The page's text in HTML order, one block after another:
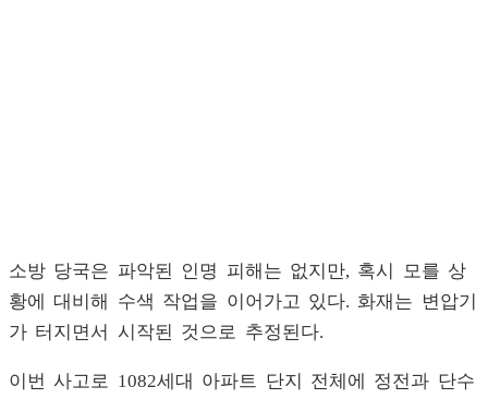
소방 당국은 파악된 인명 피해는 없지만, 혹시 모를 상
황에 대비해 수색 작업을 이어가고 있다. 화재는 변압기
가 터지면서 시작된 것으로 추정된다.
이번 사고로 1082세대 아파트 단지 전체에 정전과 단수